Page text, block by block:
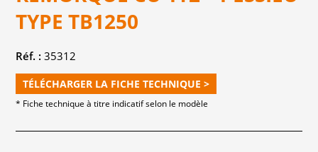
TYPE TB1250
Réf. : 35312
TÉLÉCHARGER LA FICHE TECHNIQUE >
* Fiche technique à titre indicatif selon le modèle